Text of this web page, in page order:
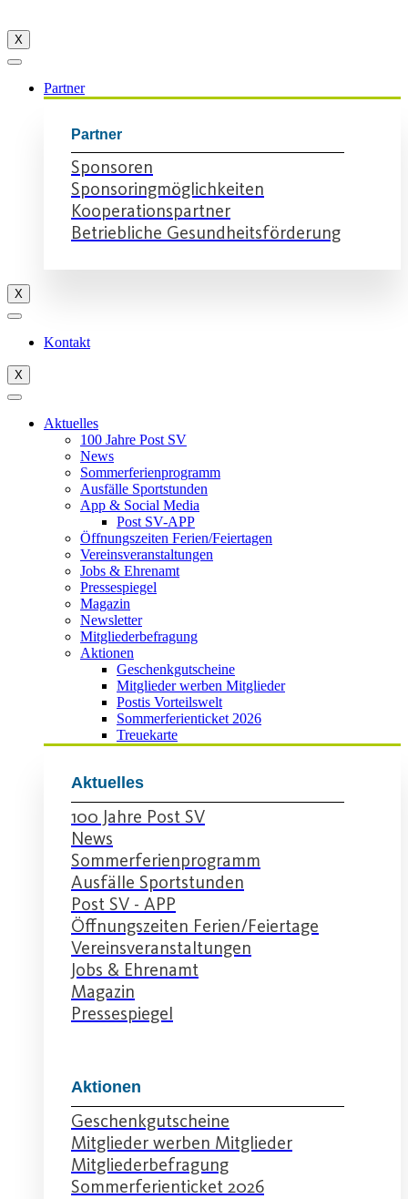
X
Partner
Partner
Sponsoren
Sponsoringmöglichkeiten
Kooperationspartner
Betriebliche Gesundheitsförderung
X
Kontakt
X
Aktuelles
100 Jahre Post SV
News
Sommerferienprogramm
Ausfälle Sportstunden
App & Social Media
Post SV-APP
Öffnungszeiten Ferien/Feiertagen
Vereinsveranstaltungen
Jobs & Ehrenamt
Pressespiegel
Magazin
Newsletter
Mitgliederbefragung
Aktionen
Geschenkgutscheine
Mitglieder werben Mitglieder
Postis Vorteilswelt
Sommerferienticket 2026
Treuekarte
Aktuelles
100 Jahre Post SV
News
Sommerferienprogramm
Ausfälle Sportstunden
Post SV - APP
Öffnungszeiten Ferien/Feiertage
Vereinsveranstaltungen
Jobs & Ehrenamt
Magazin
Pressespiegel
Aktionen
Geschenkgutscheine
Mitglieder werben Mitglieder
Mitgliederbefragung
Sommerferienticket 2026